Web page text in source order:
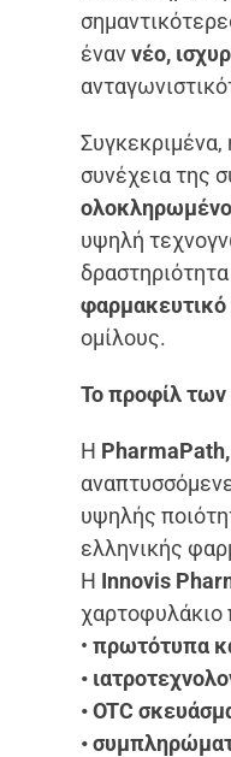
έναννέο,
Συγκεκριμένα,
συνέχεια της
υψηλή
φαρμακευτικό
ομίλους.
Το προφίλ των
Η PharmaPath,
υψηλής
ελληνικής
Η Innovis
χαρτοφυλάκιο
•πρωτότυπα
•
• OTC
•